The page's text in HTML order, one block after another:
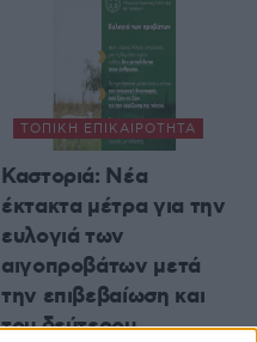
ΤΟΠΙΚΉ ΕΠΙΚΑΙΡΌΤΗΤΑ
Καστοριά: Νέα
έκτακτα μέτρα για την
ευλογιά των
αιγοπροβάτων μετά
την επιβεβαίωση και
του δεύτερου